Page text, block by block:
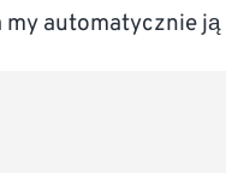
my automatycznie